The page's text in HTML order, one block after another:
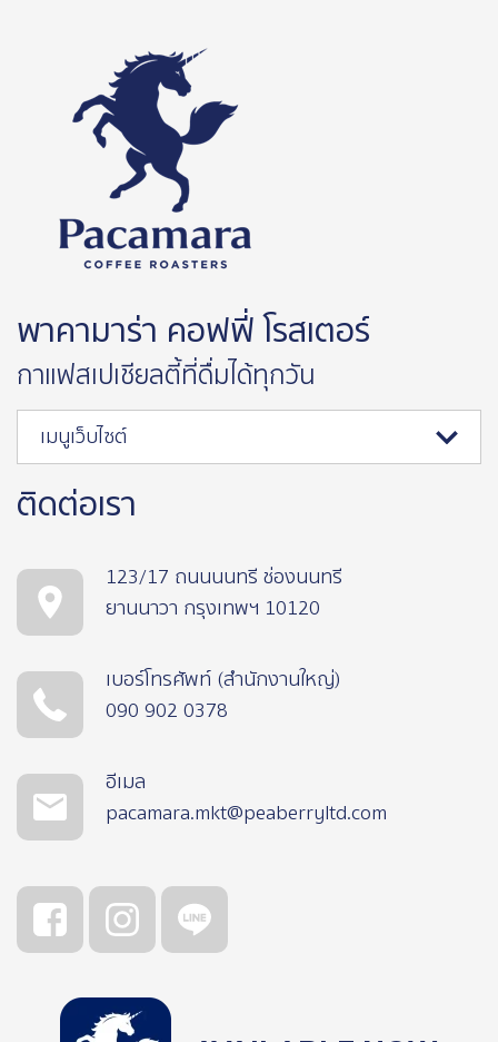
พาคามาร่า คอฟฟี่ โรสเตอร์
กาแฟสเปเชียลตี้ที่ดื่มได้ทุกวัน
เมนูเว็บไซต์
ติดต่อเรา
123/17 ถนนนนทรี ช่องนนทรี
ยานนาวา กรุงเทพฯ 10120
เบอร์โทรศัพท์ (สำนักงานใหญ่)
090 902 0378
อีเมล
pacamara.mkt@peaberryltd.com